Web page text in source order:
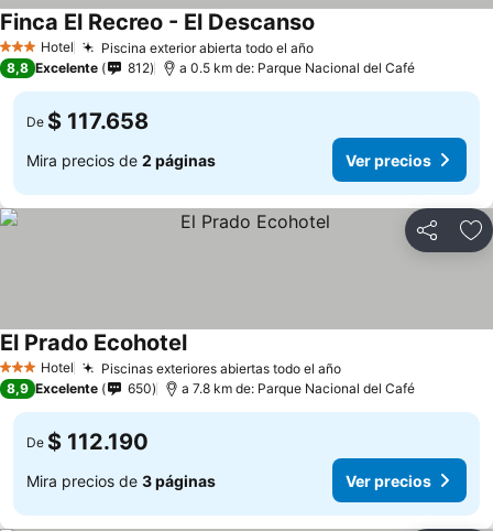
3 Estrellas
Hotel Piscina exterior abierta todo el año
Finca El Recreo - El Descanso
8,8 Excelente 812 a 0.5 km de: Parque Nacional del Café
De $ 117.658
Mira precios de 2 páginas Ver precios
Compartir
3 Estrellas
Hotel Piscinas exteriores abiertas todo el año
El Prado Ecohotel
8,9 Excelente 650 a 7.8 km de: Parque Nacional del Café
De $ 112.190
Mira precios de 3 páginas Ver precios